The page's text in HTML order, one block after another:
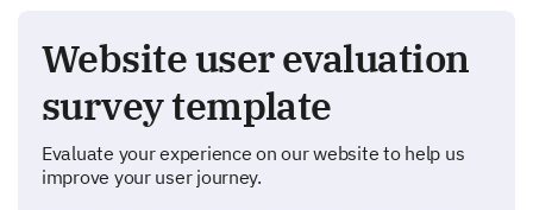
Website user evaluation
survey template
Evaluate your experience on our website to help us
improve your user journey.